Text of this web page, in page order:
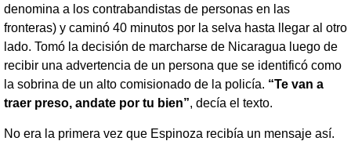
denomina a los contrabandistas de personas en las
fronteras) y caminó 40 minutos por la selva hasta llegar al otro
lado. Tomó la decisión de marcharse de Nicaragua luego de
recibir una advertencia de un persona que se identificó como
la sobrina de un alto comisionado de la policía. “Te van a
traer preso, andate por tu bien”, decía el texto.
No era la primera vez que Espinoza recibía un mensaje así.